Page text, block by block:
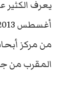
يعرف
من مركز
المقرب من